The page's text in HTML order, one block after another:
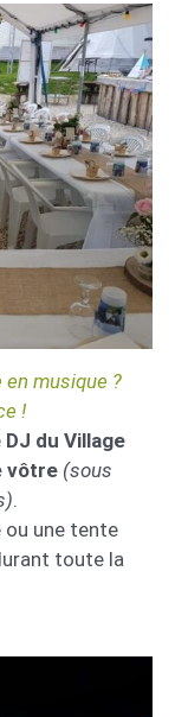
musique ?
!
DJ du Village
vôtre (sous
.
ou une tente
toute la